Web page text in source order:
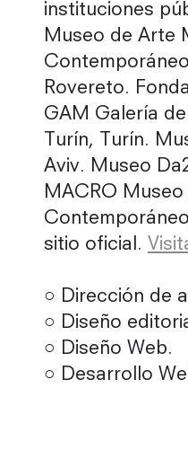
instituciones
Museo de Arte
Rovereto.
GAM Galería
Turín, Turín.
Aviv. Museo
MACRO
sitio oficial.
○ Dirección de
○ Diseño
○ Diseño Web.
○ Desarrollo